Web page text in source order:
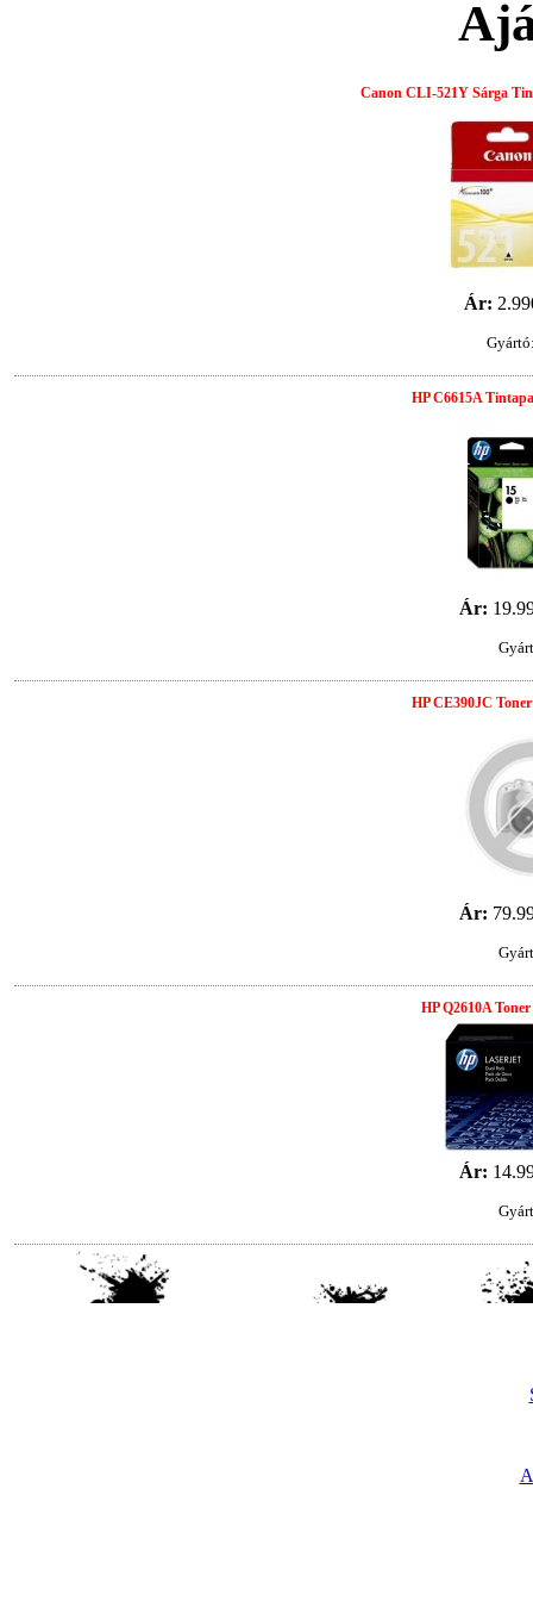
Canon CLI-521Y Sárga
Ár:
HP C6615A
Ár:
HP CE390JC
Ár:
HP Q2610A
Ár: